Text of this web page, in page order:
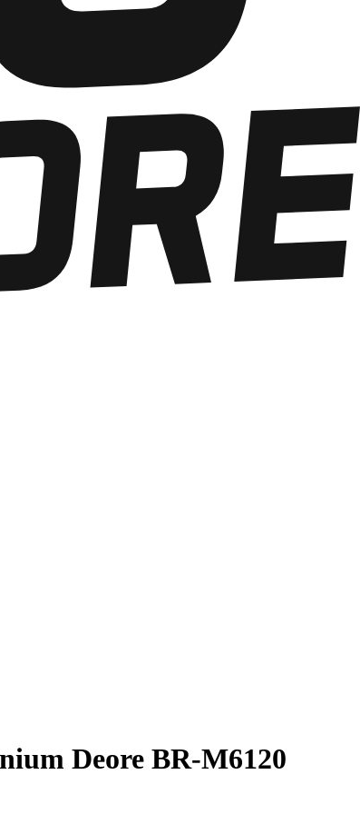
Deore BR-M6120